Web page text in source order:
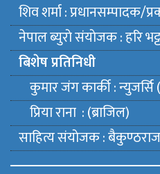
शिव शर्मा : प्रधानसम्पादक/
नेपाल ब्युराे संयाेजक : हरि
बिशेष प्रतिनिधी
कुमार जंग कार्की :
प्रिया राना : (ब्राजिल)
साहित्य संयाेजक :